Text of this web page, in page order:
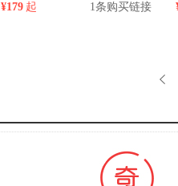
¥179 起 1条购买链接